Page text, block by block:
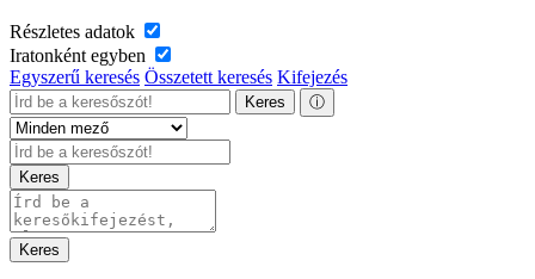
Részletes adatok
Iratonként egyben
Egyszerű keresés Összetett keresés Kifejezés
Keres ⓘ
Keres
Keres